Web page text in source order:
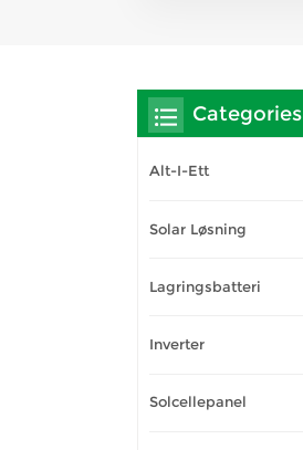
Categories
Alt-I-Ett
Solar Løsning
Lagringsbatteri
Inverter
Solcellepanel